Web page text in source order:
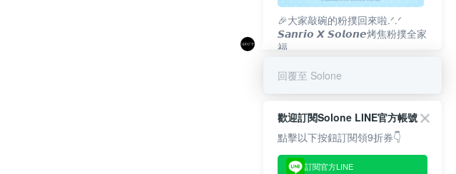
🎉大家敲碗的粉撲回來啦.ᐟ‪‪.ᐟ
𝙎𝙖𝙣𝙧𝙞𝙤 𝙓 𝙎𝙤𝙡𝙤𝙣𝙚烤焦粉撲全家
福
回覆至 Solone
歡迎訂閱Solone LINE官方帳號
點擊以下按鈕訂閱領9折券👇
訂閱官方LINE